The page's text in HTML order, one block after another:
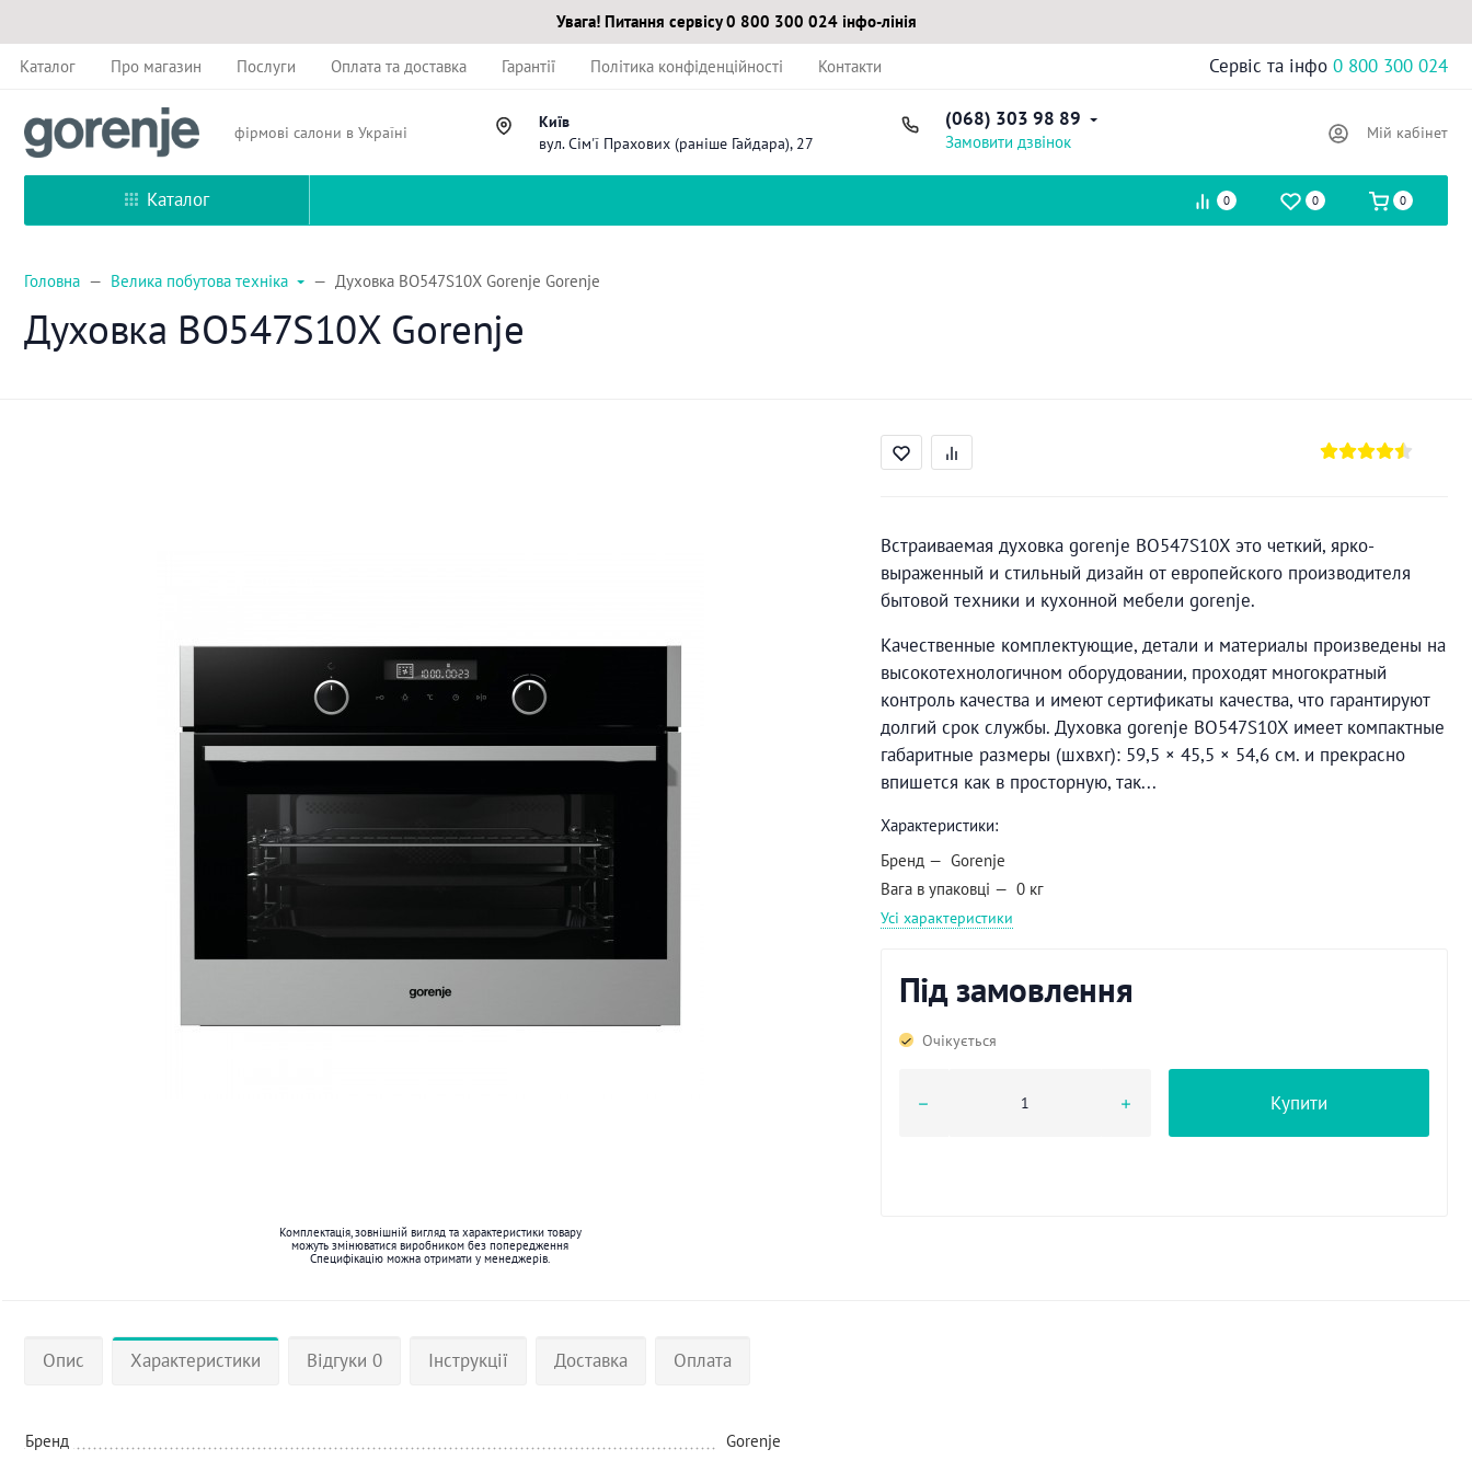
Увага! Питання сервісу 0 800 300 024 інфо-лінія
Каталог Про магазин Послуги Оплата та доставка Гарантії Політика конфіденційності Контакти Сервіс та інфо 0 800 300 024
фірмові салони в Україні
Київ
вул. Сім'ї Прахових (раніше Гайдара), 27
(068) 303 98 89
Замовити дзвінок Мій кабінет
Каталог 0 0 0
Головна Велика побутова техніка Духовка BO547S10X Gorenje Gorenje
Духовка BO547S10X Gorenje
Комплектація, зовнішній вигляд та характеристики товару
можуть змінюватися виробником без попередження
Специфікацію можна отримати у менеджерів.
Встраиваемая духовка gorenje BO547S10X это четкий, ярко-
выраженный и стильный дизайн от европейского производителя
бытовой техники и кухонной мебели gorenje.
Качественные комплектующие, детали и материалы произведены на
высокотехнологичном оборудовании, проходят многократный
контроль качества и имеют сертификаты качества, что гарантируют
долгий срок службы. Духовка gorenje BO547S10X имеет компактные
габаритные размеры (шхвхг): 59,5 × 45,5 × 54,6 см. и прекрасно
впишется как в просторную, так...
Характеристики:
Бренд
Gorenje
Вага в упаковці
0 кг
Усі характеристики
Під замовлення
Очікується
Купити
Опис Характеристики Відгуки 0 Інструкції Доставка Оплата
Бренд
Gorenje